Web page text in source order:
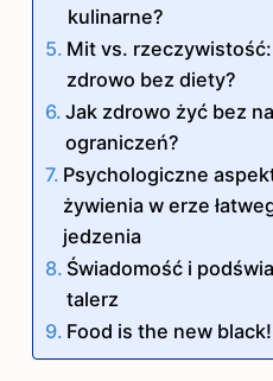
kulinarne?
Mit vs.
zdrowo bez diety?
Jak zdrowo żyć bez
ograniczeń?
Psychologiczne
żywienia w erze
jedzenia
Świadomość i
talerz
Food is the new black!